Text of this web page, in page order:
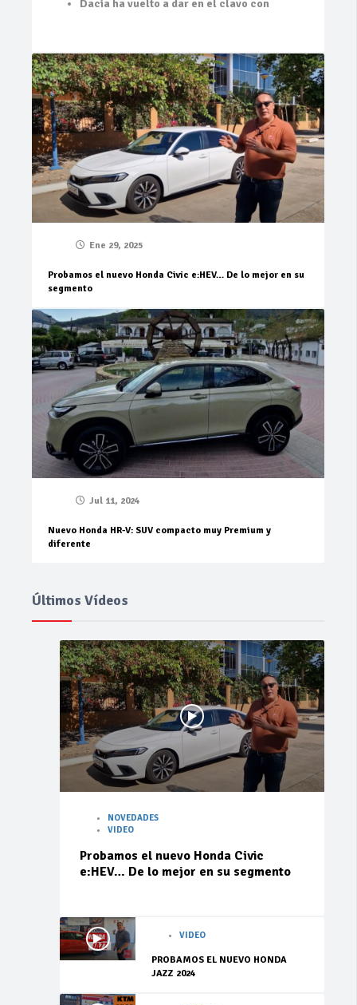
Dacia ha vuelto a dar en el clavo con
Ene 29, 2025
Probamos el nuevo Honda Civic e:HEV… De lo mejor en su
segmento
Jul 11, 2024
Nuevo Honda HR-V: SUV compacto muy Premium y
diferente
Últimos Vídeos
NOVEDADES
VIDEO
Probamos el nuevo Honda Civic
e:HEV… De lo mejor en su segmento
VIDEO
PROBAMOS EL NUEVO HONDA
JAZZ 2024